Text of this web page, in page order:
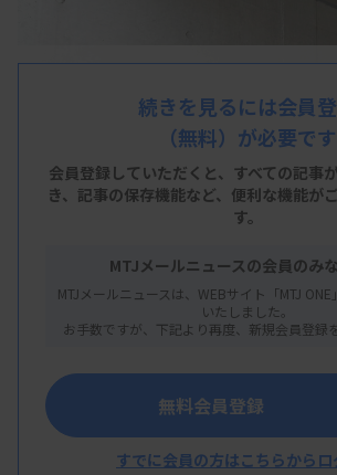
日本臨床衛生検査技師会が11月23
続きを見るには会員
（無料）が必要です
会員登録していただくと、すべての記事
き、 記事の保存機能など、便利な機能が
す。
MTJメールニュースの会員のみ
MTJメールニュースは、WEBサイト「MTJ
いたしました。
お手数ですが、下記より再度、新規会員登録
無料会員登録
すでに会員の方はこちらからロ